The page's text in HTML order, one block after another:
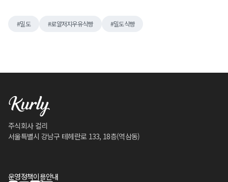
밀도 로얄저지우유식빵 밀도식빵
주식회사 컬리
서울특별시 강남구 테헤란로 133, 18층(역삼동)
운영정책이용안내